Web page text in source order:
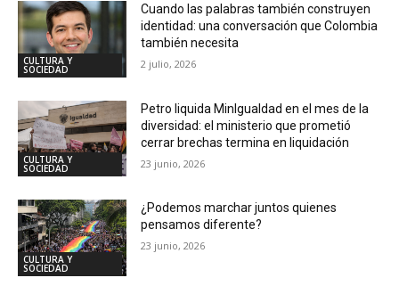
CULTURA Y
SOCIEDAD
Cuando las palabras también construyen
identidad: una conversación que Colombia
también necesita
2 julio, 2026
CULTURA Y
SOCIEDAD
Petro liquida MinIgualdad en el mes de la
diversidad: el ministerio que prometió
cerrar brechas termina en liquidación
23 junio, 2026
CULTURA Y
SOCIEDAD
¿Podemos marchar juntos quienes
pensamos diferente?
23 junio, 2026